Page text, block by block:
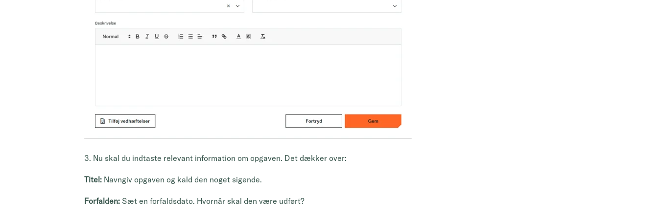
3. Nu skal du indtaste relevant information om opgaven. Det dækker over:
Titel: Navngiv opgaven og kald den noget sigende.
Forfalden: Sæt en forfaldsdato. Hvornår skal den være udført?